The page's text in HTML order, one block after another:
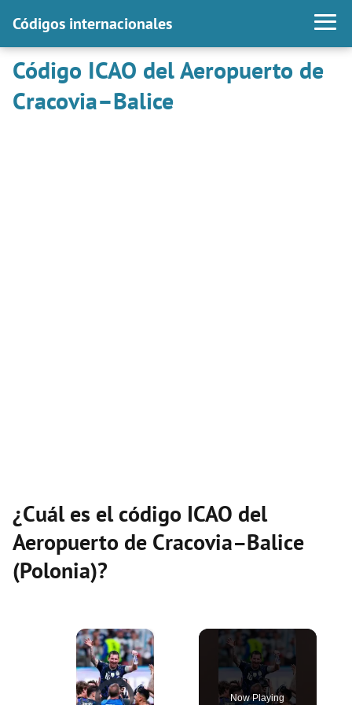
Códigos internacionales
Código ICAO del Aeropuerto de
Cracovia–Balice
¿Cuál es el código ICAO del
Aeropuerto de Cracovia–Balice
(Polonia)?
×
Video Player is loading.
Now Playing